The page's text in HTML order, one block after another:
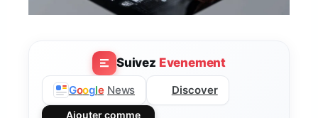
Suivez Evenement
Google News Discover
Ajouter comme